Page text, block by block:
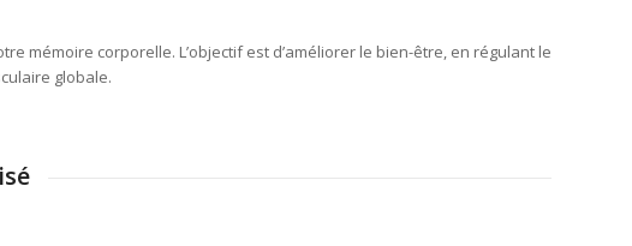
mémoire corporelle. L’objectif est d’améliorer le bien-être, en régulant le
globale.